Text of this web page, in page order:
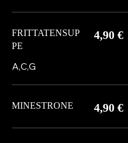
FRITTATENSUP
PE
A,C,G
4,90 €
MINESTRONE 4,90 €